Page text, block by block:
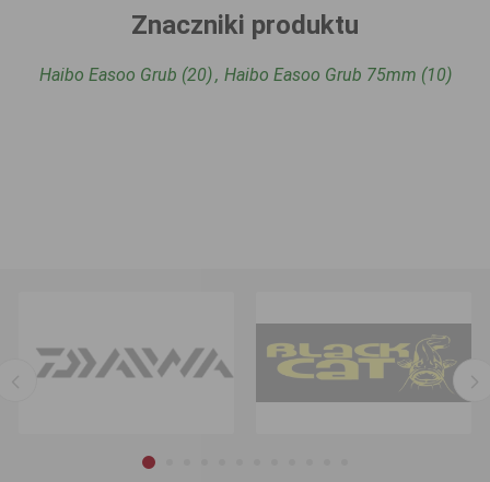
Znaczniki produktu
Haibo Easoo Grub (20), Haibo Easoo Grub 75mm (10)